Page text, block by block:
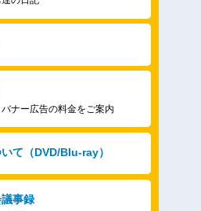
ナー広告の料金をご案内
て（DVD/Blu-ray）
事録